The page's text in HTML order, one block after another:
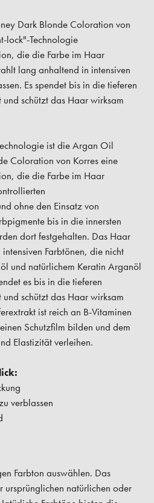
Dark Blonde Coloration von
lock"-Technologie
die die Farbe im Haar
lang anhaltend in intensiven
Es spendet bis in die tieferen
und schützt das Haar wirksam
ist die Argan Oil
Coloration von Korres eine
die die Farbe im Haar
ohne den Einsatz von
bis in die innersten
dort festgehalten. Das Haar
Farbtönen, die nicht
und natürlichem Keratin Arganöl
es bis in die tieferen
und schützt das Haar wirksam
ist reich an B-Vitaminen
Schutzfilm bilden und dem
Elastizität verleihen.
verblassen
Farbton auswählen. Das
ursprünglichen natürlichen oder